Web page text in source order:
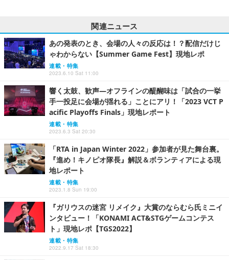
関連ニュース
あの発表のとき、会場の人々の反応は！？配信だけじ
ゃわからない【Summer Game Fest】現地レポ
連載・特集
2023.6.10 Sat 11:00
響く太鼓、歓声―オフラインの醍醐味は「試合の一挙
手一投足に会場が揺れる」ことにアリ！「2023 VCT P
acific Playoffs Finals」現地レポート
連載・特集
2023.6.3 Sat 20:30
「RTA in Japan Winter 2022」参加者が見た舞台裏。
『進め！キノピオ隊長』解説＆ボランティアによる現
地レポート
連載・特集
2023.1.8 Sun 19:00
『ガリウスの迷宮 リメイク』大賞のならむら氏ミニイ
ンタビュー！「KONAMI ACT&STGゲームコンテス
ト」現地レポ【TGS2022】
連載・特集
2022.9.17 Sat 18:30